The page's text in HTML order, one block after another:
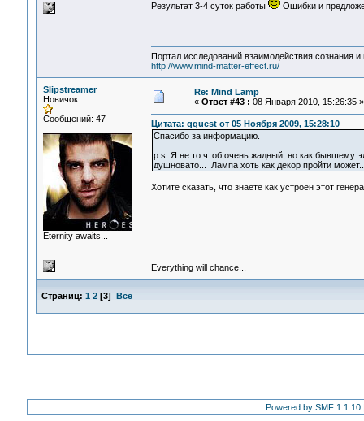
Результат 3-4 суток работы Ошибки и
Портал исследований взаимодействия сознания и
http://www.mind-matter-effect.ru/
Slipstreamer
Новичок
Сообщений: 47
Eternity awaits...
Re: Mind Lamp
« Ответ #43 : 08 Января 2010, 15:26:35 »
Цитата: qquest от 05 Ноября 2009, 15:28:10
Спасибо за информацию.
p.s. Я не то чтоб очень жадный, но как бывшему
душновато... Лампа хоть как декор пройти
Хотите сказать, что знаете как устроен этот
Everything will chance...
Страниц: 1 2[3] Все
Powered by SMF 1.1.10